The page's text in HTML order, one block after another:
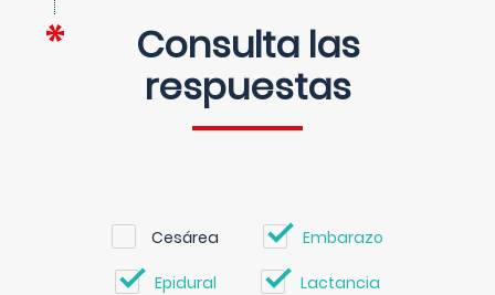
Consulta las
respuestas
Cesárea Embarazo
Epidural Lactancia